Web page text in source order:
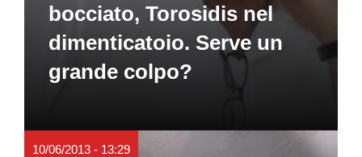
bocciato, Torosidis nel
dimenticatoio. Serve un
grande colpo?
10/06/2013 - 13:29